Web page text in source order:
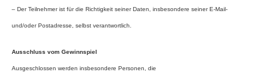
– Der Teilnehmer ist für die Richtigkeit seiner Daten, insbesondere seiner E-Mail-
und/oder Postadresse, selbst verantwortlich.
Ausschluss vom Gewinnspiel
Ausgeschlossen werden insbesondere Personen, die